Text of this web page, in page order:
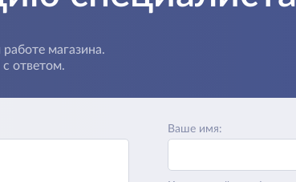
магазина.
ответом.
Ваше имя: